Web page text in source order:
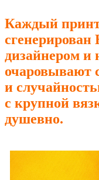
Каждый принт
дизайнером
очаровывают
и
с крупной
душевно.